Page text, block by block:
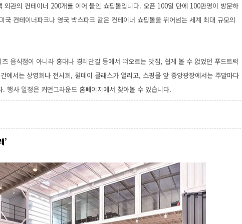
외관의 컨테이너 200개를 이어 붙인 쇼핑몰입니다. 오픈 100일 만에 100만명이 방문하
국 컨테이너파크나 영국 박스파크 같은 컨테이너 쇼핑몰을 뛰어넘는 세계 최대 규모의
음식점이 아니라 홍대나 경리단길 등에서 떠오르는 맛집, 쉽게 볼 수 없었던 푸드트럭
에서는 상영회나 전시회, 원데이 클래스가 열리고, 쇼핑몰 앞 중앙광장에서는 주말마다
행사 일정은 커먼그라운드 홈페이지에서 찾아볼 수 있습니다.
’